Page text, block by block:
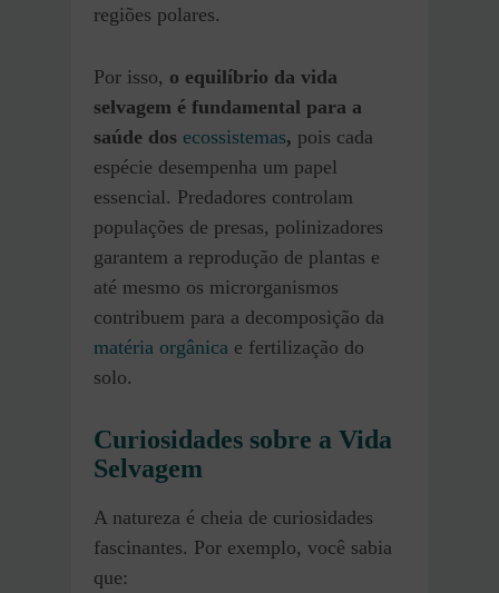
regiões polares.
Por isso, o equilíbrio da vida
selvagem é fundamental para a
saúde dos ecossistemas, pois cada
espécie desempenha um papel
essencial. Predadores controlam
populações de presas, polinizadores
garantem a reprodução de plantas e
até mesmo os microrganismos
contribuem para a decomposição da
matéria orgânica e fertilização do
solo.
Curiosidades sobre a Vida
Selvagem
A natureza é cheia de curiosidades
fascinantes. Por exemplo, você sabia
que: